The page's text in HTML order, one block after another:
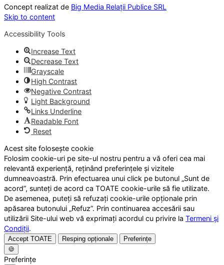
Concept realizat de Big Media Relații Publice SRL
Skip to content
Accessibility Tools
Increase Text
Decrease Text
Grayscale
High Contrast
Negative Contrast
Light Background
Links Underline
Readable Font
Reset
Acest site folosește cookie
Folosim cookie-uri pe site-ul nostru pentru a vă oferi cea mai
relevantă experiență, reținând preferințele și vizitele
dumneavoastră. Prin efectuarea unui click pe butonul „Sunt de
acord”, sunteți de acord ca TOATE cookie-urile să fie utilizate.
De asemenea, puteți să refuzați cookie-urile opționale prin
apăsarea butonului „Refuz”. Prin continuarea accesării sau
utilizării Site-ului web vă exprimați acordul cu privire la Termeni și
Condiții.
Accept TOATE Resping opționale
Preferințe
🍪
Preferințe